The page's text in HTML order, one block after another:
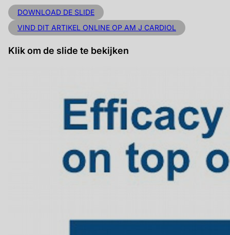
DOWNLOAD DE SLIDE
VIND DIT ARTIKEL ONLINE OP AM J CARDIOL
Klik om de slide te bekijken